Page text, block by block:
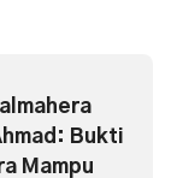
Bukti
Mampu